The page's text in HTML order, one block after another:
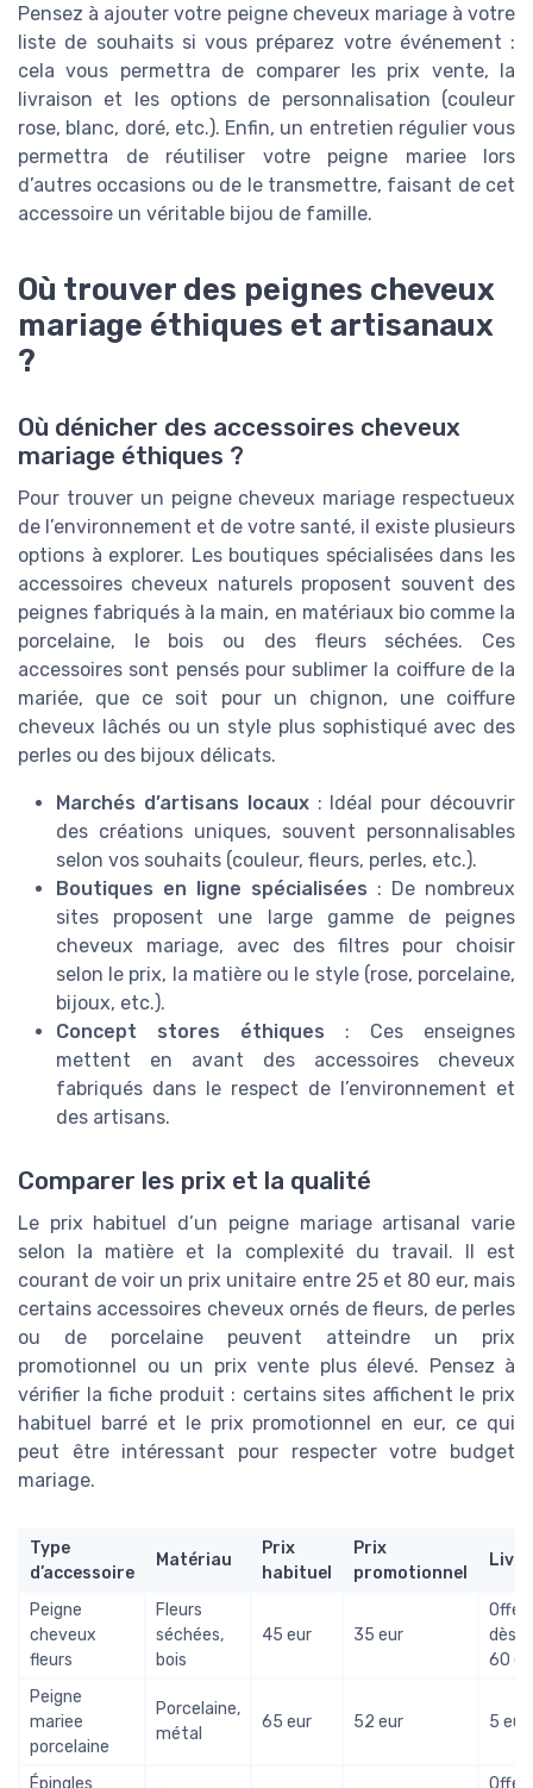
Pensez à ajouter votre peigne cheveux mariage à votre
liste de souhaits si vous préparez votre événement :
cela vous permettra de comparer les prix vente, la
livraison et les options de personnalisation (couleur
rose, blanc, doré, etc.). Enfin, un entretien régulier vous
permettra de réutiliser votre peigne mariee lors
d’autres occasions ou de le transmettre, faisant de cet
accessoire un véritable bijou de famille.
Où trouver des peignes cheveux
mariage éthiques et artisanaux
?
Où dénicher des accessoires cheveux
mariage éthiques ?
Pour trouver un peigne cheveux mariage respectueux
de l’environnement et de votre santé, il existe plusieurs
options à explorer. Les boutiques spécialisées dans les
accessoires cheveux naturels proposent souvent des
peignes fabriqués à la main, en matériaux bio comme la
porcelaine, le bois ou des fleurs séchées. Ces
accessoires sont pensés pour sublimer la coiffure de la
mariée, que ce soit pour un chignon, une coiffure
cheveux lâchés ou un style plus sophistiqué avec des
perles ou des bijoux délicats.
Marchés d’artisans locaux: Idéal pour découvrir
des créations uniques, souvent personnalisables
selon vos souhaits (couleur, fleurs, perles, etc.).
Boutiques en ligne spécialisées : De nombreux
sites proposent une large gamme de peignes
cheveux mariage, avec des filtres pour choisir
selon le prix, la matière ou le style (rose, porcelaine,
bijoux, etc.).
Concept stores éthiques : Ces enseignes
mettent en avant des accessoires cheveux
fabriqués dans le respect de l’environnement et
des artisans.
Comparer les prix et la qualité
Le prix habituel d’un peigne mariage artisanal varie
selon la matière et la complexité du travail. Il est
courant de voir un prix unitaire entre 25 et 80 eur, mais
certains accessoires cheveux ornés de fleurs, de perles
ou de porcelaine peuvent atteindre un prix
promotionnel ou un prix vente plus élevé. Pensez à
vérifier la fiche produit : certains sites affichent le prix
habituel barré et le prix promotionnel en eur, ce qui
peut être intéressant pour respecter votre budget
mariage.
Type
d’accessoire
Matériau
Prix
habituel
Prix
promotionnel
Peigne
cheveux
fleurs
Fleurs
séchées,
bois
45 eur 35 eur
dès
60
Peigne
mariee
porcelaine
Porcelaine,
métal
65 eur 52 eur 5 eur
Épingles